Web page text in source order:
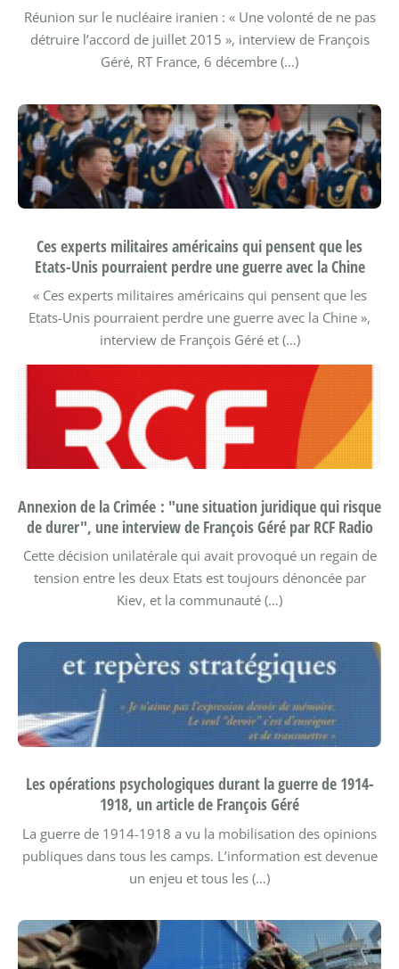
Réunion sur le nucléaire iranien : « Une volonté de ne pas
détruire l’accord de juillet 2015 », interview de François
Géré, RT France, 6 décembre (…)
Ces experts militaires américains qui pensent que les
Etats-Unis pourraient perdre une guerre avec la Chine
« Ces experts militaires américains qui pensent que les
Etats-Unis pourraient perdre une guerre avec la Chine »,
interview de François Géré et (…)
Annexion de la Crimée : "une situation juridique qui risque
de durer", une interview de François Géré par RCF Radio
Cette décision unilatérale qui avait provoqué un regain de
tension entre les deux Etats est toujours dénoncée par
Kiev, et la communauté (…)
Les opérations psychologiques durant la guerre de 1914-
1918, un article de François Géré
La guerre de 1914-1918 a vu la mobilisation des opinions
publiques dans tous les camps. L’information est devenue
un enjeu et tous les (…)